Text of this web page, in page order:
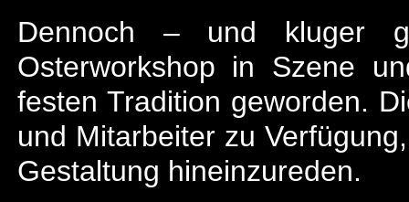
Dennoch – und kluger
Osterworkshop in Szene
festen Tradition geworden.
und Mitarbeiter zu
Gestaltung hineinzureden.